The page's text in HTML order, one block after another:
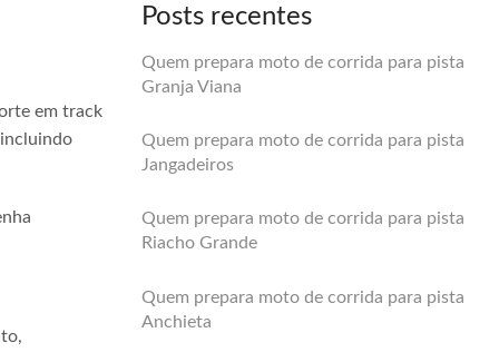
em track
Posts recentes
Quem prepara moto de corrida para pista
Granja Viana
Quem prepara moto de corrida para pista
Jangadeiros
Quem prepara moto de corrida para pista
Riacho Grande
Quem prepara moto de corrida para pista
Anchieta